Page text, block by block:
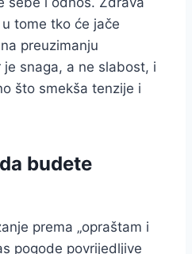
tome tko će jače
preuzimanju
snaga, a ne slabost, i
što smekša tenzije i
budete
prema „opraštam i
pogode povrijedljive